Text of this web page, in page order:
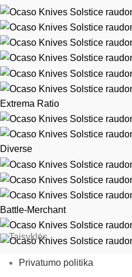
Extrema Ratio
Diverse
Battle-Merchant
Taisyklės
Privatumo politika